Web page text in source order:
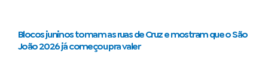
Blocos juninos tomam as ruas de Cruz e mostram que o São
João 2026 já começou pra valer